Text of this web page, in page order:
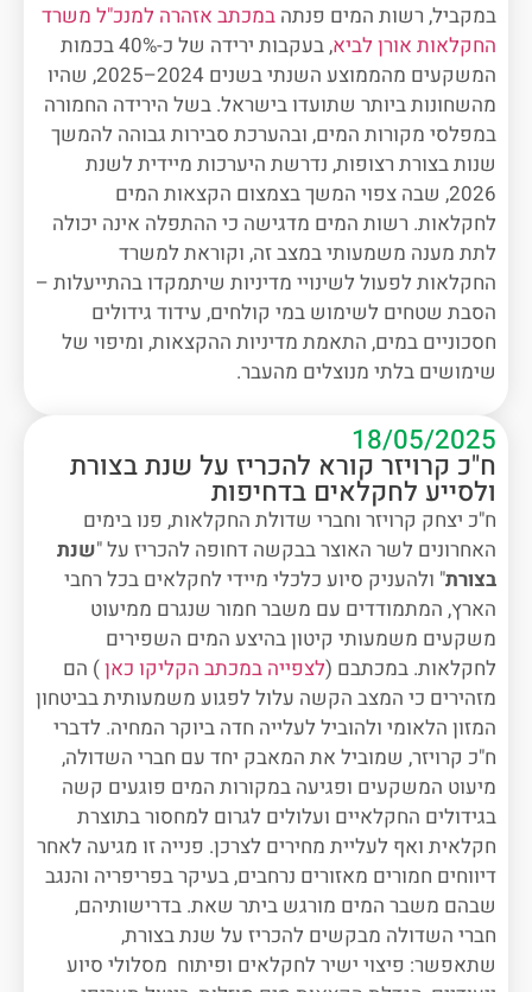
במקביל, רשות המים פנתה במכתב אזהרה למנכ"ל משרד
החקלאות אורן לביא
, בעקבות ירידה של כ-40% בכמות
המשקעים מהממוצע השנתי בשנים 2024–2025, שהיו
מהשחונות ביותר שתועדו בישראל. בשל הירידה החמורה
במפלסי מקורות המים, ובהערכת סבירות גבוהה להמשך
שנות בצורת רצופות, נדרשת היערכות מיידית לשנת
2026, שבה צפוי המשך בצמצום הקצאות המים
לחקלאות. רשות המים מדגישה כי ההתפלה אינה יכולה
לתת מענה משמעותי במצב זה, וקוראת למשרד
החקלאות לפעול לשינויי מדיניות שיתמקדו בהתייעלות –
הסבת שטחים לשימוש במי קולחים, עידוד גידולים
חסכוניים במים, התאמת מדיניות ההקצאות, ומיפוי של
שימושים בלתי מנוצלים מהעבר.
18/05/2025
ח"כ קרויזר קורא להכריז על שנת בצורת
ולסייע לחקלאים בדחיפות
ח"כ יצחק קרויזר וחברי שדולת החקלאות, פנו בימים
האחרונים לשר האוצר בבקשה דחופה להכריז על "שנת
בצורת" ולהעניק סיוע כלכלי מיידי לחקלאים בכל רחבי
הארץ, המתמודדים עם משבר חמור שנגרם ממיעוט
משקעים משמעותי קיטון בהיצע המים השפירים
לחקלאות. במכתבם (לצפייה במכתב הקליקו כאן) הם
מזהירים כי המצב הקשה עלול לפגוע משמעותית בביטחון
המזון הלאומי ולהוביל לעלייה חדה ביוקר המחיה. לדברי
ח"כ קרויזר, שמוביל את המאבק יחד עם חברי השדולה,
מיעוט המשקעים ופגיעה במקורות המים פוגעים קשה
בגידולים החקלאיים ועלולים לגרום למחסור בתוצרת
חקלאית ואף לעליית מחירים לצרכן. פנייה זו מגיעה לאחר
דיווחים חמורים מאזורים נרחבים, בעיקר בפריפריה והנגב
שבהם משבר המים מורגש ביתר שאת. בדרישותיהם,
חברי השדולה מבקשים להכריז על שנת בצורת,
שתאפשר: פיצוי ישיר לחקלאים ופיתוח מסלולי סיוע